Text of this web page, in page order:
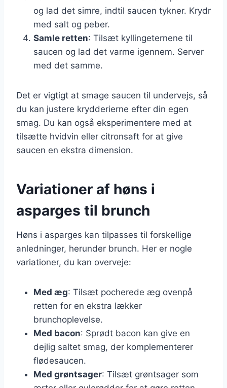
og lad det simre, indtil saucen tykner. Krydr
med salt og peber.
Samle retten: Tilsæt kyllingeternene til
saucen og lad det varme igennem. Server
med det samme.
Det er vigtigt at smage saucen til undervejs, så
du kan justere krydderierne efter din egen
smag. Du kan også eksperimentere med at
tilsætte hvidvin eller citronsaft for at give
saucen en ekstra dimension.
Variationer af høns i
asparges til brunch
Høns i asparges kan tilpasses til forskellige
anledninger, herunder brunch. Her er nogle
variationer, du kan overveje:
Med æg: Tilsæt pocherede æg ovenpå
retten for en ekstra lækker
brunchoplevelse.
Med bacon: Sprødt bacon kan give en
dejlig saltet smag, der komplementerer
flødesaucen.
Med grøntsager: Tilsæt grøntsager som